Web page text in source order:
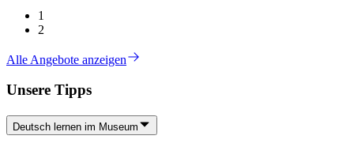
1
2
Alle Angebote anzeigen
Unsere Tipps
Deutsch lernen im Museum